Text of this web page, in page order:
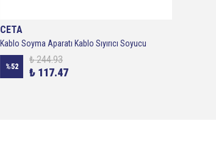
CETA
Kablo Soyma Aparatı Kablo Sıyırıcı Soyucu
%52
₺ 244.93
₺ 117.47